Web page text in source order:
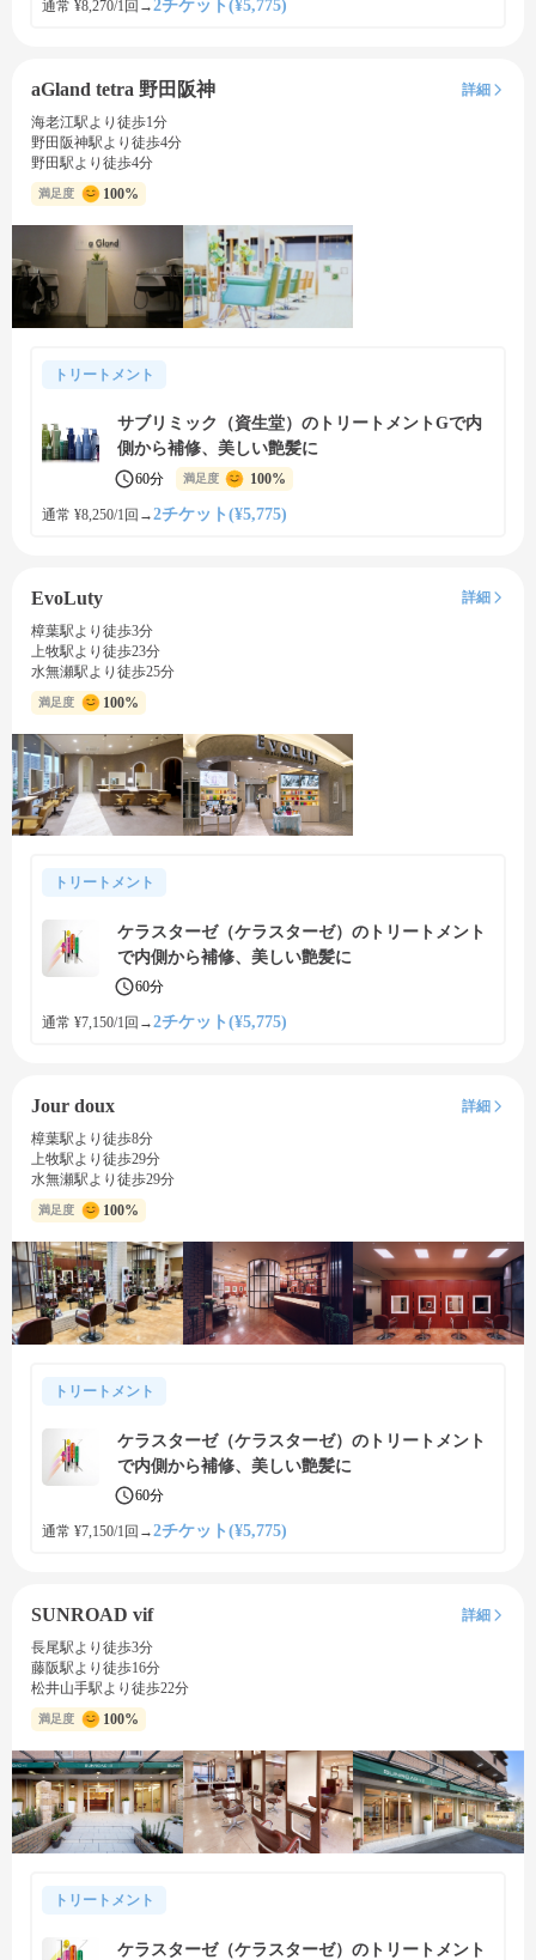
通常 ¥8,270/1回 →2チケット(¥5,775)
aGland tetra 野田阪神
詳細
海老江駅より徒歩1分
野田阪神駅より徒歩4分
野田駅より徒歩4分
満足度 100%
トリートメント
サブリミック（資生堂）のトリートメントGで内
側から補修、美しい艶髪に
60分 満足度 100%
通常 ¥8,250/1回 →2チケット(¥5,775)
EvoLuty
詳細
樟葉駅より徒歩3分
上牧駅より徒歩23分
水無瀬駅より徒歩25分
満足度 100%
トリートメント
ケラスターゼ（ケラスターゼ）のトリートメント
で内側から補修、美しい艶髪に
60分
通常 ¥7,150/1回 →2チケット(¥5,775)
Jour doux
詳細
樟葉駅より徒歩8分
上牧駅より徒歩29分
水無瀬駅より徒歩29分
満足度 100%
トリートメント
ケラスターゼ（ケラスターゼ）のトリートメント
で内側から補修、美しい艶髪に
60分
通常 ¥7,150/1回 →2チケット(¥5,775)
SUNROAD vif
詳細
長尾駅より徒歩3分
藤阪駅より徒歩16分
松井山手駅より徒歩22分
満足度 100%
トリートメント
ケラスターゼ（ケラスターゼ）のトリートメント